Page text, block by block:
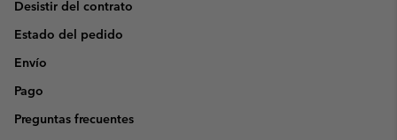
Desistir del contrato
Estado del pedido
Envío
Pago
Preguntas frecuentes